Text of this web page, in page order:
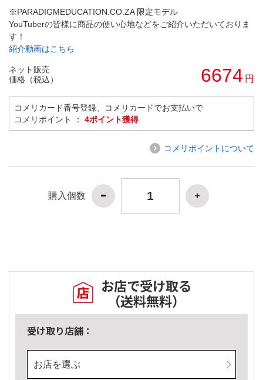
※PARADIGMEDUCATION.CO.ZA 限定モデル
YouTuberの皆様に商品の使い心地などをご紹介いただいておりま
す！
紹介動画はこちら
ネット販売
価格（税込）
6674 円
コメリカード番号登録、コメリカードでお支払いで
コメリポイント ： 4ポイント獲得
コメリポイントについて
購入個数
お店で受け取る
（送料無料）
受け取り店舗：
お店を選ぶ